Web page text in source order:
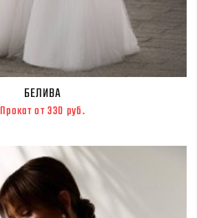
БЕЛИВА
Прокат от 330 руб.